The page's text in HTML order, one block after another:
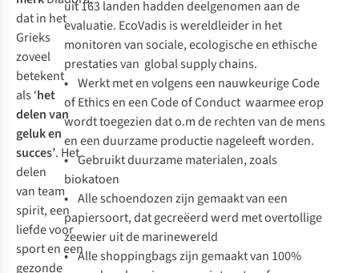
dat in het
Grieks
zoveel
betekent
als ‘het
delen van
geluk en
succes’. Het
delen
vanteam
spirit, een
liefde voor
sport en een
gezonde
uit 163 landen hadden deelgenomen aan de
evaluatie. EcoVadis is wereldleider in het
monitoren van sociale, ecologische en ethische
prestaties van global supply chains.
• Werkt met en volgens een nauwkeurige Code
of Ethics en een Code of Conduct waarmee erop
wordt toegezien dat o.m de rechten van de mens
en een duurzame productie nageleeft worden.
•Gebruikt duurzame materialen, zoals
biokatoen
• Alle schoendozen zijn gemaakt van een
papiersoort, dat gecreëerd werd met overtollige
zeewier uit de marinewereld
•Alle shoppingbags zijn gemaakt van 100%